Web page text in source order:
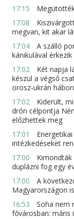
17:15
17:08
megvan, kit akar
17:04
A szálló
kánikulával
17:02
Két napja
készül a végső
orosz-ukrán
17:02
Kiderült,
drón célpontja
előzhettek meg
17:01
intézkedéseket
17:00
duplázni fog egy
17:00
A
Magyarországon is
16:53
Soha nem
fővárosban: